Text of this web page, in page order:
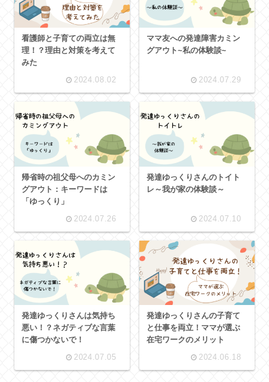
看護師と子育ての両立は無
理！？理由と対策を考えて
みた
2024.08.02
ママ友への発達障害カミン
グアウト~私の体験談~
2024.07.29
帰省時の祖父母へのカミン
グアウト：キーワードは
「ゆっくり」
2024.07.26
発達ゆっくりさんのトイト
レ～我が家の体験談～
2024.07.10
発達ゆっくりさんは気持ち
悪い！？ネガティブな言葉
に傷つかないで！
2024.07.05
発達ゆっくりさんの子育て
と仕事を両立！ママが選ぶ
在宅ワークのメリット
2024.06.18